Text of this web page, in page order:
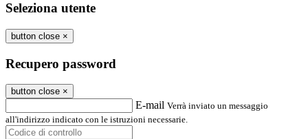
Seleziona utente
button close ×
Recupero password
button close ×
E-mail Verrà inviato un messaggio
all'indirizzo indicato con le istruzioni necessarie.